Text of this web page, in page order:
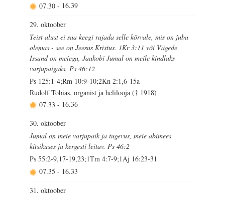
07.30 - 16.39
29. oktoober
Teist alust ei saa keegi rajada selle kõrvale, mis on juba
olemas - see on Jeesus Kristus. 1Kr 3:11 või Vägede
Issand on meiega, Jaakobi Jumal on meile kindlaks
varjupaigaks. Ps 46:12
Ps 125:1-4;Rm 10:9-10;2Kn 2:1,6-15a
Rudolf Tobias, organist ja helilooja († 1918)
07.33 - 16.36
30. oktoober
Jumal on meie varjupaik ja tugevus, meie abimees
kitsikuses ja kergesti leitav. Ps 46:2
Ps 55:2-9,17-19,23;1Tm 4:7-9;1Aj 16:23-31
07.35 - 16.33
31. oktoober